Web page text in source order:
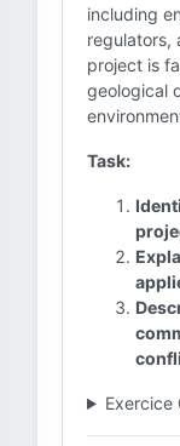
including
regulators,
project is
geological
Task:
Exercice